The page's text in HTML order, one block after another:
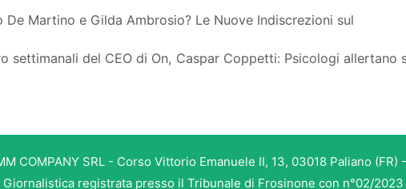
De Martino e Gilda Ambrosio? Le Nuove Indiscrezioni sul
settimanali del CEO di On, Caspar Coppetti: Psicologi allertano
COMPANY SRL - Corso Vittorio Emanuele II, 13, 03018 Paliano
Giornalistica registrata presso il Tribunale di Frosinone con n°02/